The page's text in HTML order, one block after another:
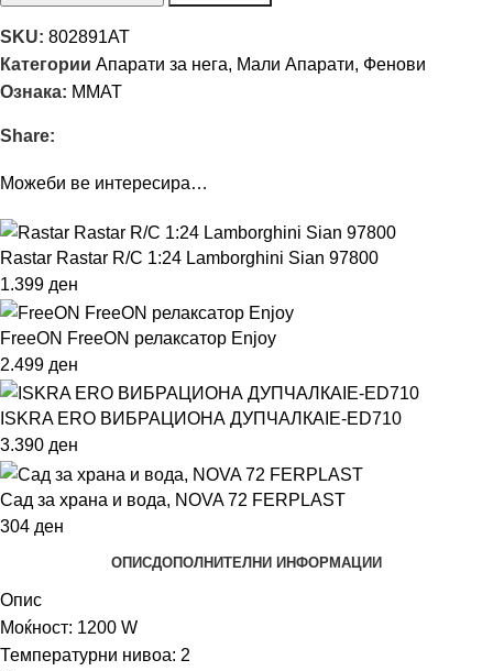
SKU: 802891AT
Категории Апарати за нега, Мали Апарати, Фенови
Ознака: MMAT
Share:
Можеби ве интересира…
Rastar Rastar R/C 1:24 Lamborghini Sian 97800
1.399 ден
FreeON FreeON релаксатор Enjoy
2.499 ден
ISKRA ERO ВИБРАЦИОНА ДУПЧАЛКАIE-ED710
3.390 ден
Сад за храна и вода, NOVA 72 FERPLAST
304 ден
ОПИСДОПОЛНИТЕЛНИ ИНФОРМАЦИИ
Опис
Моќност: 1200 W
Температурни нивоа: 2